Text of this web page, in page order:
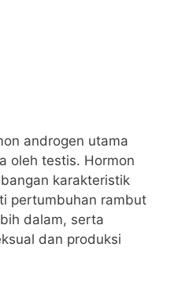
androgen utama
oleh testis. Hormon
karakteristik
pertumbuhan rambut
dalam, serta
dan produksi